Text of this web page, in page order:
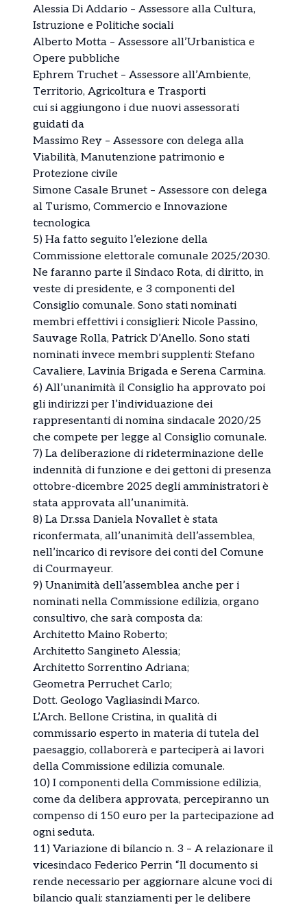
Alessia Di Addario – Assessore alla Cultura,
Istruzione e Politiche sociali
Alberto Motta – Assessore all’Urbanistica e
Opere pubbliche
Ephrem Truchet – Assessore all’Ambiente,
Territorio, Agricoltura e Trasporti
cui si aggiungono i due nuovi assessorati
guidati da
Massimo Rey – Assessore con delega alla
Viabilità, Manutenzione patrimonio e
Protezione civile
Simone Casale Brunet – Assessore con delega
al Turismo, Commercio e Innovazione
tecnologica
5) Ha fatto seguito l’elezione della
Commissione elettorale comunale 2025/2030.
Ne faranno parte il Sindaco Rota, di diritto, in
veste di presidente, e 3 componenti del
Consiglio comunale. Sono stati nominati
membri effettivi i consiglieri: Nicole Passino,
Sauvage Rolla, Patrick D’Anello. Sono stati
nominati invece membri supplenti: Stefano
Cavaliere, Lavinia Brigada e Serena Carmina.
6) All’unanimità il Consiglio ha approvato poi
gli indirizzi per l’individuazione dei
rappresentanti di nomina sindacale 2020/25
che compete per legge al Consiglio comunale.
7) La deliberazione di rideterminazione delle
indennità di funzione e dei gettoni di presenza
ottobre-dicembre 2025 degli amministratori è
stata approvata all’unanimità.
8) La Dr.ssa Daniela Novallet è stata
riconfermata, all’unanimità dell’assemblea,
nell’incarico di revisore dei conti del Comune
di Courmayeur.
9) Unanimità dell’assemblea anche per i
nominati nella Commissione edilizia, organo
consultivo, che sarà composta da:
Architetto Maino Roberto;
Architetto Sangineto Alessia;
Architetto Sorrentino Adriana;
Geometra Perruchet Carlo;
Dott. Geologo Vagliasindi Marco.
L’Arch. Bellone Cristina, in qualità di
commissario esperto in materia di tutela del
paesaggio, collaborerà e parteciperà ai lavori
della Commissione edilizia comunale.
10) I componenti della Commissione edilizia,
come da delibera approvata, percepiranno un
compenso di 150 euro per la partecipazione ad
ogni seduta.
11) Variazione di bilancio n. 3 – A relazionare il
vicesindaco Federico Perrin “Il documento si
rende necessario per aggiornare alcune voci di
bilancio quali: stanziamenti per le delibere